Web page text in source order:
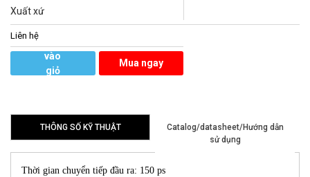
Xuất xứ
Liên hệ
vào
giỏ
Mua ngay
THÔNG SỐ KỸ THUẬT
Catalog/datasheet/Hướng dẫn
sử dụng
Thời gian chuyển tiếp đầu ra: 150 ps